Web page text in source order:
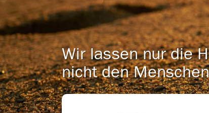
Wir lassen nur die
nicht den